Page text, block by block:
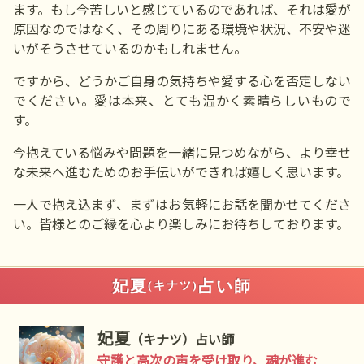
ます。もし今苦しいと感じているのであれば、それは愛が
原因なのではなく、その周りにある環境や状況、不安や迷
いがそうさせているのかもしれません。
ですから、どうかご自身の気持ちや愛する心を否定しない
でください。愛は本来、とても温かく素晴らしいもので
す。
今抱えている悩みや問題を一緒に見つめながら、より幸せ
な未来へ進むためのお手伝いができれば嬉しく思います。
一人で抱え込まず、まずはお気軽にお話を聞かせてくださ
い。皆様とのご縁を心より楽しみにお待ちしております。
妃夏 (キナツ) 占い師
妃夏（キナツ）占い師
守護と高次の声を受け取り、魂が進む